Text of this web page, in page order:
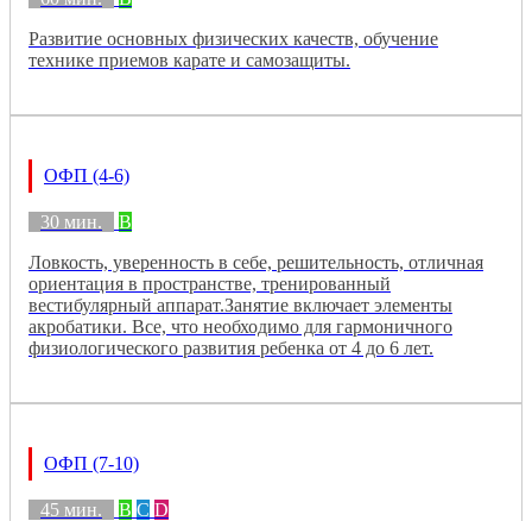
Развитие основных физических качеств, обучение
технике приемов карате и самозащиты.
ОФП (4-6)
30 мин.
B
Ловкость, уверенность в себе, решительность, отличная
ориентация в пространстве, тренированный
вестибулярный аппарат.Занятие включает элементы
акробатики. Все, что необходимо для гармоничного
физиологического развития ребенка от 4 до 6 лет.
ОФП (7-10)
45 мин. B C D